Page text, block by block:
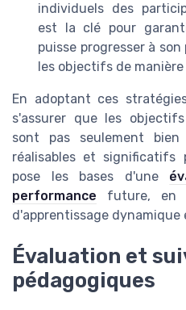
individuels des
est la clé pour
puisse progresser à
les objectifs de
En adoptant ces
s'assurer que les
sont pas seulement bien
réalisables et significatifs
pose les bases d'une
performance future, en
d'apprentissage dynamique
Évaluation et
pédagogiques